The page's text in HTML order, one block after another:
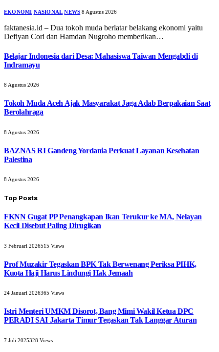
EKONOMI NASIONAL NEWS 8 Agustus 2026
faktanesia.id – Dua tokoh muda berlatar belakang ekonomi yaitu
Defiyan Cori dan Hamdan Nugroho memberikan…
Belajar Indonesia dari Desa: Mahasiswa Taiwan Mengabdi di
Indramayu
8 Agustus 2026
Tokoh Muda Aceh Ajak Masyarakat Jaga Adab Berpakaian Saat
Berolahraga
8 Agustus 2026
BAZNAS RI Gandeng Yordania Perkuat Layanan Kesehatan
Palestina
8 Agustus 2026
Top Posts
FKNN Gugat PP Penangkapan Ikan Terukur ke MA, Nelayan
Kecil Disebut Paling Dirugikan
3 Februari 2026515 Views
Prof Muzakir Tegaskan BPK Tak Berwenang Periksa PIHK,
Kuota Haji Harus Lindungi Hak Jemaah
24 Januari 2026365 Views
Istri Menteri UMKM Disorot, Bang Mimi Wakil Ketua DPC
PERADI SAI Jakarta Timur Tegaskan Tak Langgar Aturan
7 Juli 2025328 Views